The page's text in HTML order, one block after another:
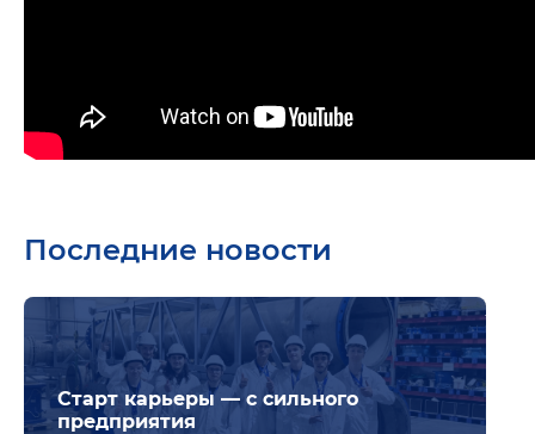
Последние новости
Старт карьеры — с сильного
предприятия